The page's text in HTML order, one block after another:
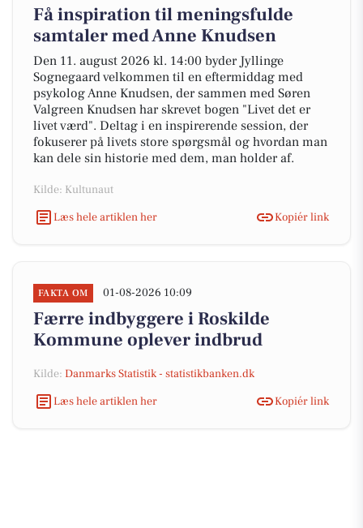
Få inspiration til meningsfulde
samtaler med Anne Knudsen
Den 11. august 2026 kl. 14:00 byder Jyllinge
Sognegaard velkommen til en eftermiddag med
psykolog Anne Knudsen, der sammen med Søren
Valgreen Knudsen har skrevet bogen "Livet det er
livet værd". Deltag i en inspirerende session, der
fokuserer på livets store spørgsmål og hvordan man
kan dele sin historie med dem, man holder af.
Kilde: Kultunaut
Læs hele artiklen her
Kopiér link
FAKTA OM 01-08-2026 10:09
Færre indbyggere i Roskilde
Kommune oplever indbrud
Kilde: Danmarks Statistik - statistikbanken.dk
Læs hele artiklen her
Kopiér link